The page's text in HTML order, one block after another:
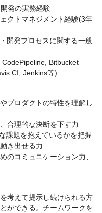
発の実務経験
クトマネジメント経験(3年
開発プロセスに関する一般
CodePipeline, Bitbucket
CI, Jenkins等)
プロダクトの特性を理解し
合理的な決断を下す力
課題を抱えているかを把握
き出せる力
のコミュニケーション力、
考えて提示し続けられる方
ができる。チームワークを